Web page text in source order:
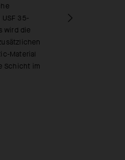
35-
wird die
Material
Schicht im